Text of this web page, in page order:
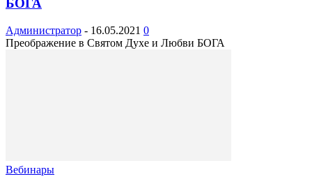
БОГА
Администратор - 16.05.2021 0
Преображение в Святом Духе и Любви БОГА
Вебинары